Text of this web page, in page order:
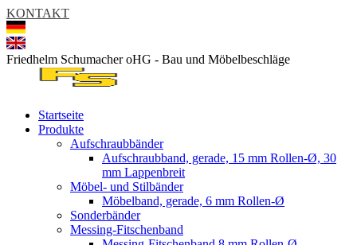
KONTAKT
Friedhelm Schumacher oHG - Bau und Möbelbeschläge
Startseite
Produkte
Aufschraubbänder
Aufschraubband, gerade, 15 mm Rollen-Ø, 30
mm Lappenbreit
Möbel- und Stilbänder
Möbelband, gerade, 6 mm Rollen-Ø
Sonderbänder
Messing-Fitschenband